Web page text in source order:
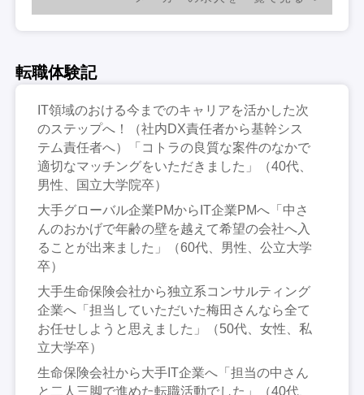
転職体験記
IT領域のおける今までのキャリアを活かした次
のステップへ！（社内DX責任者から基幹シス
テム責任者へ）「コトラの良質な案件のなかで
適切なマッチングをいただきました」（40代、
男性、国立大学院卒）
大手グローバル企業PMからIT企業PMへ「中さ
んのおかげで年齢の壁を越えて希望の会社へ入
ることが出来ました」（60代、男性、公立大学
卒）
大手生命保険会社から独立系コンサルティング
企業へ「担当していただいた梅田さんなら全て
お任せしようと思えました」（50代、女性、私
立大学卒）
生命保険会社から大手IT企業へ「担当の中さん
と二人三脚で進めた転職活動でした」（40代、